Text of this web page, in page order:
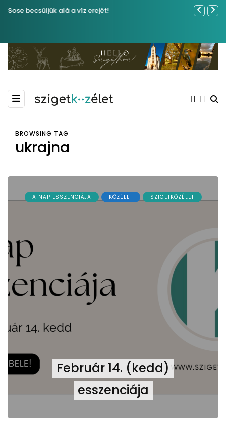
Sose becsüljük alá a víz erejét!
Közel
BROWSING TAG
ukrajna
A NAP ESSZENCIÁJA KÖZÉLET SZIGETKÖZÉLET
Február 14. (kedd)
esszenciája